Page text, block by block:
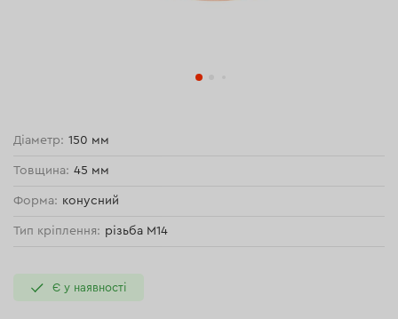
Діаметр: 150 мм
Товщина: 45 мм
Форма: конусний
Тип кріплення: різьба М14
Є у наявності